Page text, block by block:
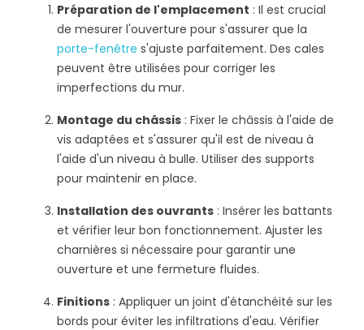
Préparation de l'emplacement : Il est crucial
de mesurer l'ouverture pour s'assurer que la
porte-fenêtre s'ajuste parfaitement. Des cales
peuvent être utilisées pour corriger les
imperfections du mur.
Montage du châssis : Fixer le châssis à l'aide de
vis adaptées et s'assurer qu'il est de niveau à
l'aide d'un niveau à bulle. Utiliser des supports
pour maintenir en place.
Installation des ouvrants : Insérer les battants
et vérifier leur bon fonctionnement. Ajuster les
charnières si nécessaire pour garantir une
ouverture et une fermeture fluides.
Finitions : Appliquer un joint d'étanchéité sur les
bords pour éviter les infiltrations d'eau. Vérifier